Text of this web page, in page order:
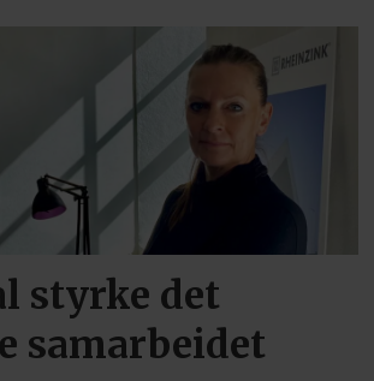
styrke det
samarbeidet